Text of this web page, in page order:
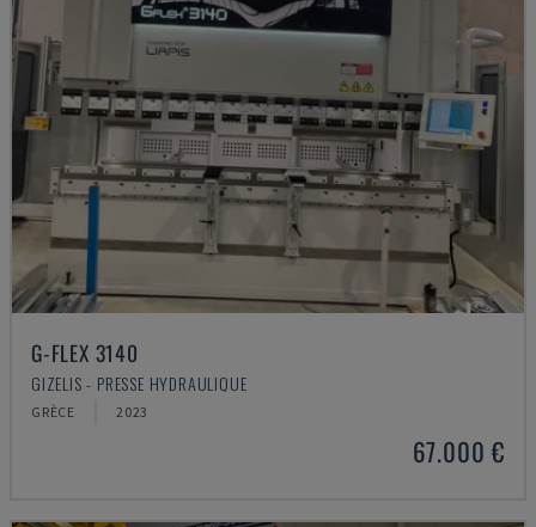
G-FLEX 3140
GIZELIS - PRESSE HYDRAULIQUE
GRÈCE 2023
67.000 €